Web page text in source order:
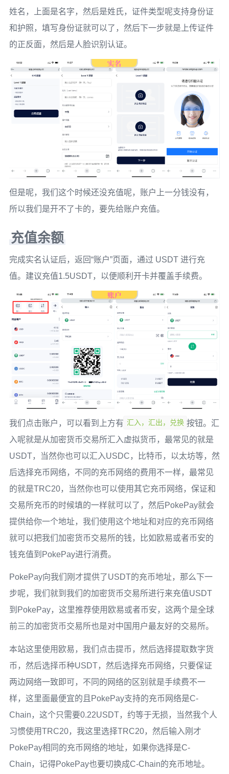
姓名，上面是名字，然后是姓氏，证件类型呢支持身份证
和护照，填写身份证就可以了，然后下一步就是上传证件
的正反面，然后是人脸识别认证。
但是呢，我们这个时候还没充值呢，账户上一分钱没有，
所以我们是开不了卡的，要先给账户充值。
充值余额
完成实名认证后，返回“账户”页面，通过 USDT 进行充
值。建议充值1.5USDT，以便顺利开卡并覆盖手续费。
我们点击账户，可以看到上方有 汇入，汇出，兑换 按钮。汇
入呢就是从加密货币交易所汇入虚拟货币，最常见的就是
USDT，当然你也可以汇入USDC，比特币，以太坊等，然
后选择充币网络，不同的充币网络的费用不一样，最常见
的就是TRC20，当然你也可以使用其它充币网络，保证和
交易所充币的时候填的一样就可以了，然后PokePay就会
提供给你一个地址，我们使用这个地址和对应的充币网络
就可以把我们加密货币交易所的钱，比如欧易或者币安的
钱充值到PokePay进行消费。
PokePay向我们刚才提供了USDT的充币地址，那么下一
步呢，我们就到我们的加密货币交易所进行来充值USDT
到PokePay，这里推荐使用欧易或者币安，这两个是全球
前三的加密货币交易所也是对中国用户最友好的交易所。
本站这里使用欧易，我们点击提币，然后选择提取数字货
币，然后选择币种USDT，然后选择充币网络，只要保证
两边网络一致即可，不同的网络的区别就是手续费不一
样，这里面最便宜的且PokePay支持的充币网络是C-
Chain，这个只需要0.22USDT，约等于无损，当然我个人
习惯使用TRC20，我这里选择TRC20，然后输入刚才
PokePay相同的充币网络的地址，如果你选择是C-
Chain，记得PokePay也要切换成C-Chain的充币地址。